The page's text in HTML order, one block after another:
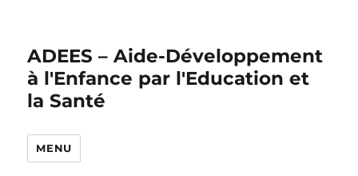
ADEES – Aide-Développement
à l'Enfance par l'Education et
la Santé
MENU